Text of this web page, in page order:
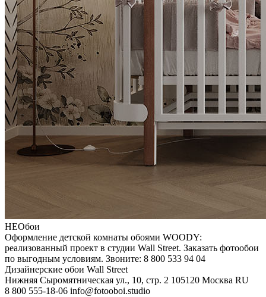
НЕОбои
Оформление детской комнаты обоями WOODY:
реализованный проект в студии Wall Street. Заказать фотообои
по выгодным условиям. Звоните: 8 800 533 94 04
Дизайнерские обои Wall Street
Нижняя Сыромятническая ул., 10, стр. 2 105120 Москва RU
8 800 555-18-06 info@fotooboi.studio